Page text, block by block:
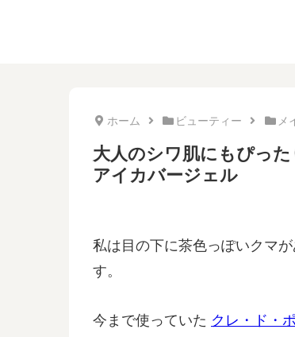
ホーム ビューティー メ
大人のシワ肌にもぴっ
アイカバージェル
私は目の下に茶色っぽいクマ
す。
今まで使っていた クレ・ド・